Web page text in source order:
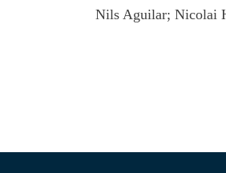
Nils Aguilar; Nicolai